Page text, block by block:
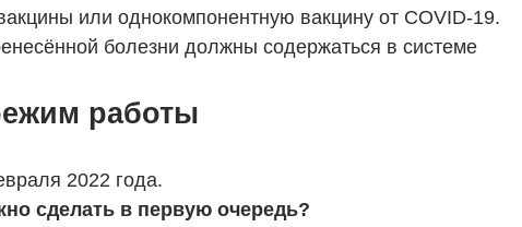
или однокомпонентную вакцину от COVID-19.
болезни должны содержаться в системе
работы
2022 года.
сделать в первую очередь?